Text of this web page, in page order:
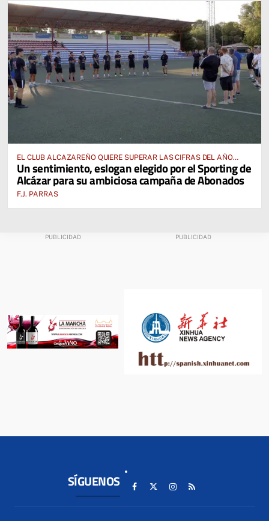
EL CLUB ALCAZAREÑO QUIERE SUPERAR LAS CIFRAS DEL AÑO
PASADO E INCLUSO DUPLICARLAS
Un sentimiento, eslogan elegido por el Sporting de
Alcázar para su ambiciosa campaña de Abonados
F.J. PARRAS
SÍGUENOS